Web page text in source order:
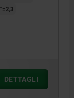
DETTAGLI